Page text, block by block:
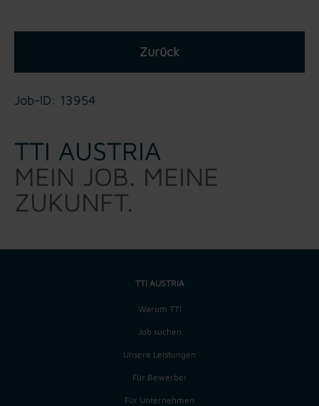
Zurück
Job-ID: 13954
TTI AUSTRIA
MEIN JOB. MEINE
ZUKUNFT.
TTI AUSTRIA
Warum TTI
Job suchen
Unsere Leistungen
Für Bewerber
Für Unternehmen